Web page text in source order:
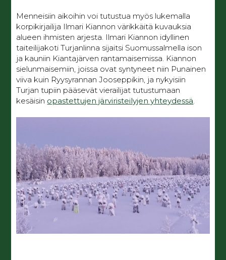
Menneisiin aikoihin voi tutustua myös lukemalla
korpikirjailija Ilmari Kiannon värikkäitä kuvauksia
alueen ihmisten arjesta. Ilmari Kiannon idyllinen
taiteilijakoti Turjanlinna sijaitsi Suomussalmella ison
ja kauniin Kiantajärven rantamaisemissa. Kiannon
sielunmaisemiin, joissa ovat syntyneet niin Punainen
viiva kuin Ryysyrannan Jooseppikin, ja nykyisiin
Turjan tupiin pääsevät vierailijat tutustumaan
kesäisin opastettujen järviristeilyjen yhteydessä